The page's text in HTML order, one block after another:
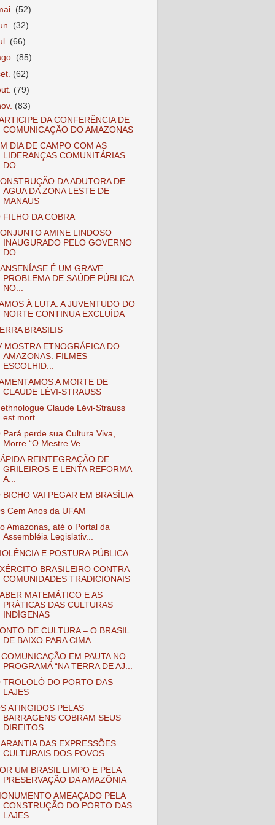
(52)
(32)
(66)
(85)
(62)
(79)
(83)
DA CONFERÊNCIA DE
COMUNICAÇÃO DO AMAZONAS
DIA DE CAMPO COM AS
LIDERANÇAS COMUNITÁRIAS
DO ...
DA ADUTORA DE
AGUA DA ZONA LESTE DE
MANAUS
FILHO DA COBRA
AMINE LINDOSO
INAUGURADO PELO GOVERNO
DO ...
É UM GRAVE
PROBLEMA DE SAÚDE PÚBLICA
NO...
À LUTA: A JUVENTUDO DO
NORTE CONTINUA EXCLUÍDA
BRASILIS
MOSTRA ETNOGRÁFICA DO
AMAZONAS: FILMES
ESCOLHID...
A MORTE DE
CLAUDE LÉVI-STRAUSS
Claude Lévi-Strauss
est mort
Pará perde sua Cultura Viva,
Morre “O Mestre Ve...
REINTEGRAÇÃO DE
GRILEIROS E LENTA REFORMA
A...
BICHO VAI PEGAR EM BRASÍLIA
Cem Anos da UFAM
Amazonas, até o Portal da
Assembléia Legislativ...
E POSTURA PÚBLICA
BRASILEIRO CONTRA
COMUNIDADES TRADICIONAIS
MATEMÁTICO E AS
PRÁTICAS DAS CULTURAS
INDÍGENAS
DE CULTURA – O BRASIL
DE BAIXO PARA CIMA
COMUNICAÇÃO EM PAUTA NO
PROGRAMA “NA TERRA DE AJ...
TROLOLÓ DO PORTO DAS
LAJES
ATINGIDOS PELAS
BARRAGENS COBRAM SEUS
DIREITOS
DAS EXPRESSÕES
CULTURAIS DOS POVOS
UM BRASIL LIMPO E PELA
PRESERVAÇÃO DA AMAZÔNIA
AMEAÇADO PELA
CONSTRUÇÃO DO PORTO DAS
LAJES